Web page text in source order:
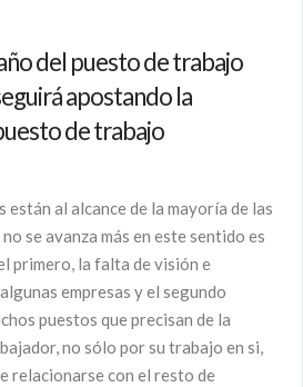
del puesto de trabajo
apostando la
de trabajo
están al alcance de la mayoría de las
se avanza más en este sentido es
primero, la falta de visión e
empresas y el segundo
puestos que precisan de la
no sólo por su trabajo en si,
relacionarse con el resto de